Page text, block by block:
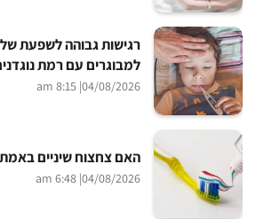
רגישות גבוהה לשפעת
למבוגרים עם רמת
04/08/2026
| 8:15 am
האם צחצוח שיניים
04/08/2026
| 6:48 am